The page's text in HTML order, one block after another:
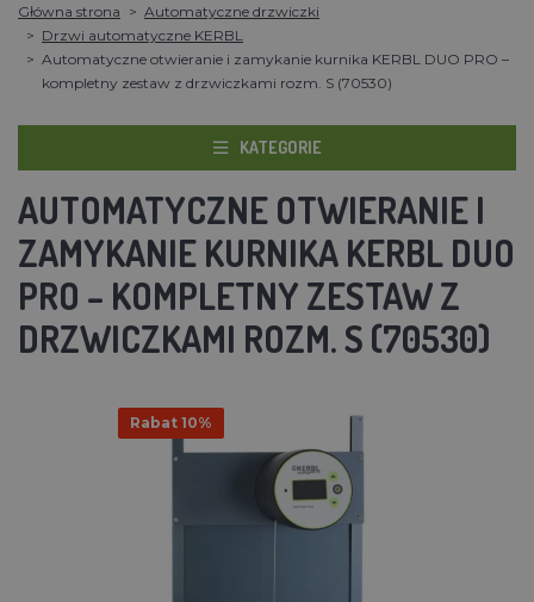
Główna strona
Automatyczne drzwiczki
Drzwi automatyczne KERBL
Automatyczne otwieranie i zamykanie kurnika KERBL DUO PRO –
kompletny zestaw z drzwiczkami rozm. S (70530)
KATEGORIE
AUTOMATYCZNE OTWIERANIE I
ZAMYKANIE KURNIKA KERBL DUO
PRO – KOMPLETNY ZESTAW Z
DRZWICZKAMI ROZM. S (70530)
Rabat 10%